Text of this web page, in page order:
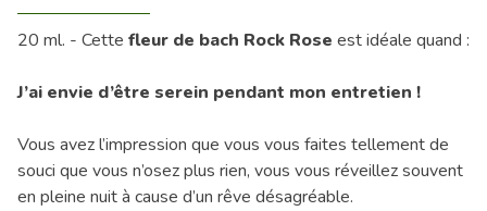
20 ml. - Cette fleur de bach Rock Rose est idéale quand :
J’ai envie d’être serein pendant mon entretien !
Vous avez l’impression que vous vous faites tellement de
souci que vous n’osez plus rien, vous vous réveillez souvent
en pleine nuit à cause d’un rêve désagréable.